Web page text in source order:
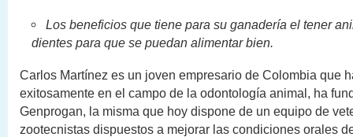
Los beneficios que tiene para su ganadería el tener
dientes para que se puedan alimentar bien.
Carlos Martínez es un joven empresario de Colombia que
exitosamente en el campo de la odontología animal, ha
Genprogan, la misma que hoy dispone de un equipo de
zootecnistas dispuestos a mejorar las condiciones orales